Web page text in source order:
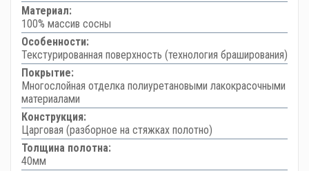
Материал:
100% массив сосны
Особенности:
Текстурированная поверхность (технология браширования)
Покрытие:
Многослойная отделка полиуретановыми лакокрасочными
материалами
Конструкция:
Царговая (разборное на стяжках полотно)
Толщина полотна:
40мм